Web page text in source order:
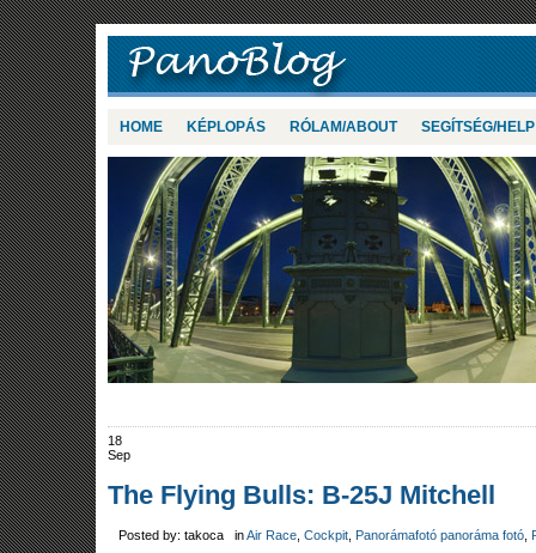
HOME KÉPLOPÁS RÓLAM/ABOUT SEGÍTSÉG/HELP
18
Sep
The Flying Bulls: B-25J Mitchell
Posted by: takoca inAir Race, Cockpit, Panorámafotó panoráma fotó,